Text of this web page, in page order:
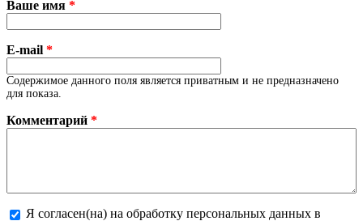
Ваше имя *
E-mail *
Содержимое данного поля является приватным и не предназначено
для показа.
Комментарий *
Я согласен(на) на обработку персональных данных в